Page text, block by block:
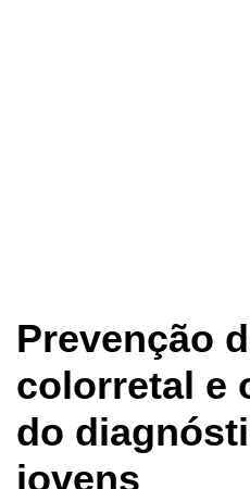
Prevenção
colorretal e
do
jovens